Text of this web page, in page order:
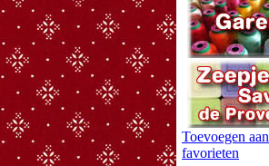
Toevoegen aan
favorieten